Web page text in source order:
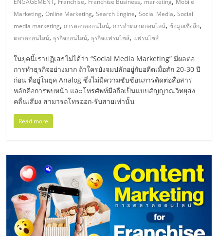
ปรึกษา
ฟรี,
บริการ
พัฒนา
ระบบ
แฟ
รน
ไชส์"
"ศูนย์
Marketing,Online Marketing,Search Engine,Social Media,Social
media marketing, การตลาดออนไลน์, การทำตลาดออนไลน์,ข้อมูลเชิงลึก,
ตลาดออนไลน์, ธุรกิจออนไลน์, ธุรกิจแฟรนไชส์, แฟรนไชส์
ในยุคนี้เราปฏิเสธไม่ได้ว่า “Social Media Marketing” มีผลต่อ
การทำธุรกิจอย่างมาก ถ้าใครยังจมปลักอยู่กับอดีตเมื่อสัก 20-30 ปี
ก่อน ที่อยู่ในยุค Analog ซึ่งไม่มีความซับซ้อนการติดต่อสื่อสาร
หลักคือการพบหน้า และโทรศัพท์มือถือเป็นแบบสัญญาณวิทยุส่ง
คลื่นเสียง สามารถโทรออก-รับสายเท่านั้น
Read more